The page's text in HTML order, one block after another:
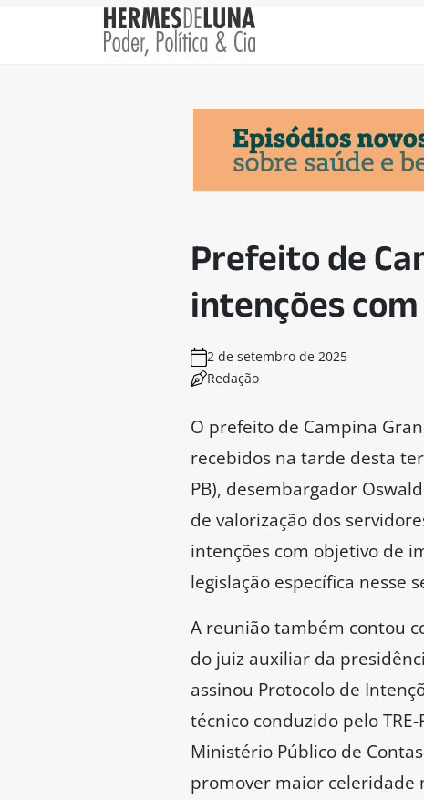
Prefeito de
intenções com
2 de setembro de 2025
Redação
O prefeito de Campina
recebidos na tarde desta
PB), desembargador
de valorização dos
intenções com objetivo de
legislação específica nesse
A reunião também contou
do juiz auxiliar da
assinou Protocolo de
técnico conduzido pelo
Ministério Público de
promover maior celeridade